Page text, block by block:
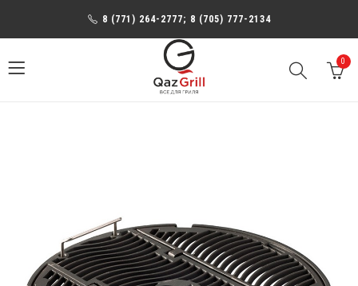
8 (771) 264-2777; 8 (705) 777-2134
0